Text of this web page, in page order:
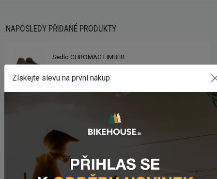
NAPOSLEDY PŘIDANÉ PRODUKTY
Sedlo CHROMAG LIMBER
Sedlo CHROMAG TRAILMASTER DT V2
2 223,62 Kč
Získejte slevu na první nákup